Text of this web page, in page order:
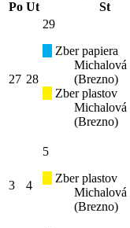
Po Ut St
27 28
29
Zber papiera
Michalová
(Brezno)
Zber plastov
Michalová
(Brezno)
3 4
5
Zber plastov
Michalová
(Brezno)